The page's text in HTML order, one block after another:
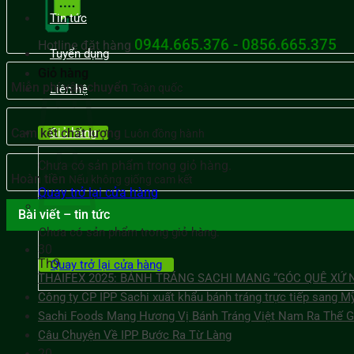
Hotline đặt hàng 0944.665.376 - 0856.665.375
Giỏ hàng
Chưa có sản phẩm trong giỏ hàng.
Quay trở lại cửa hàng
Tin tức
Tuyển dụng
Liên hệ
Giỏ hàng
Chưa có sản phẩm trong giỏ hàng.
Quay trở lại cửa hàng
Miễn phí vận chuyển Toàn quốc
Cam kết chất lượng Luôn đồng hành
Hoàn tiền Nếu không giống cam kết
Bài viết – tin tức
30
Th9
THAIFEX 2025: BÁNH TRÁNG SACHI MANG “GÓC QUÊ
Công ty CP IPP Sachi xuất khẩu bánh tráng trực tiếp sang
Sachi Foods Mang Hương Vị Bánh Tráng Việt Nam Ra Thế
Câu Chuyện Về IPP Bước Ra Từ Làng